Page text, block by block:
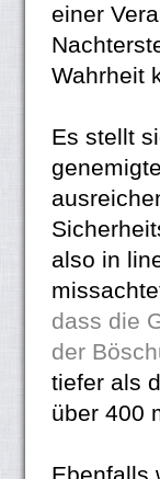
einer
Wahrheit
Es stellt
also in
dass die
der
tiefer als
über 400